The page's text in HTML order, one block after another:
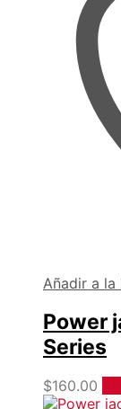
Añadir a
Power
Series
$160.00